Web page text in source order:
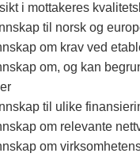
i mottakeres
til norsk og
om krav ved
om, og kan
til ulike
om relevante
om